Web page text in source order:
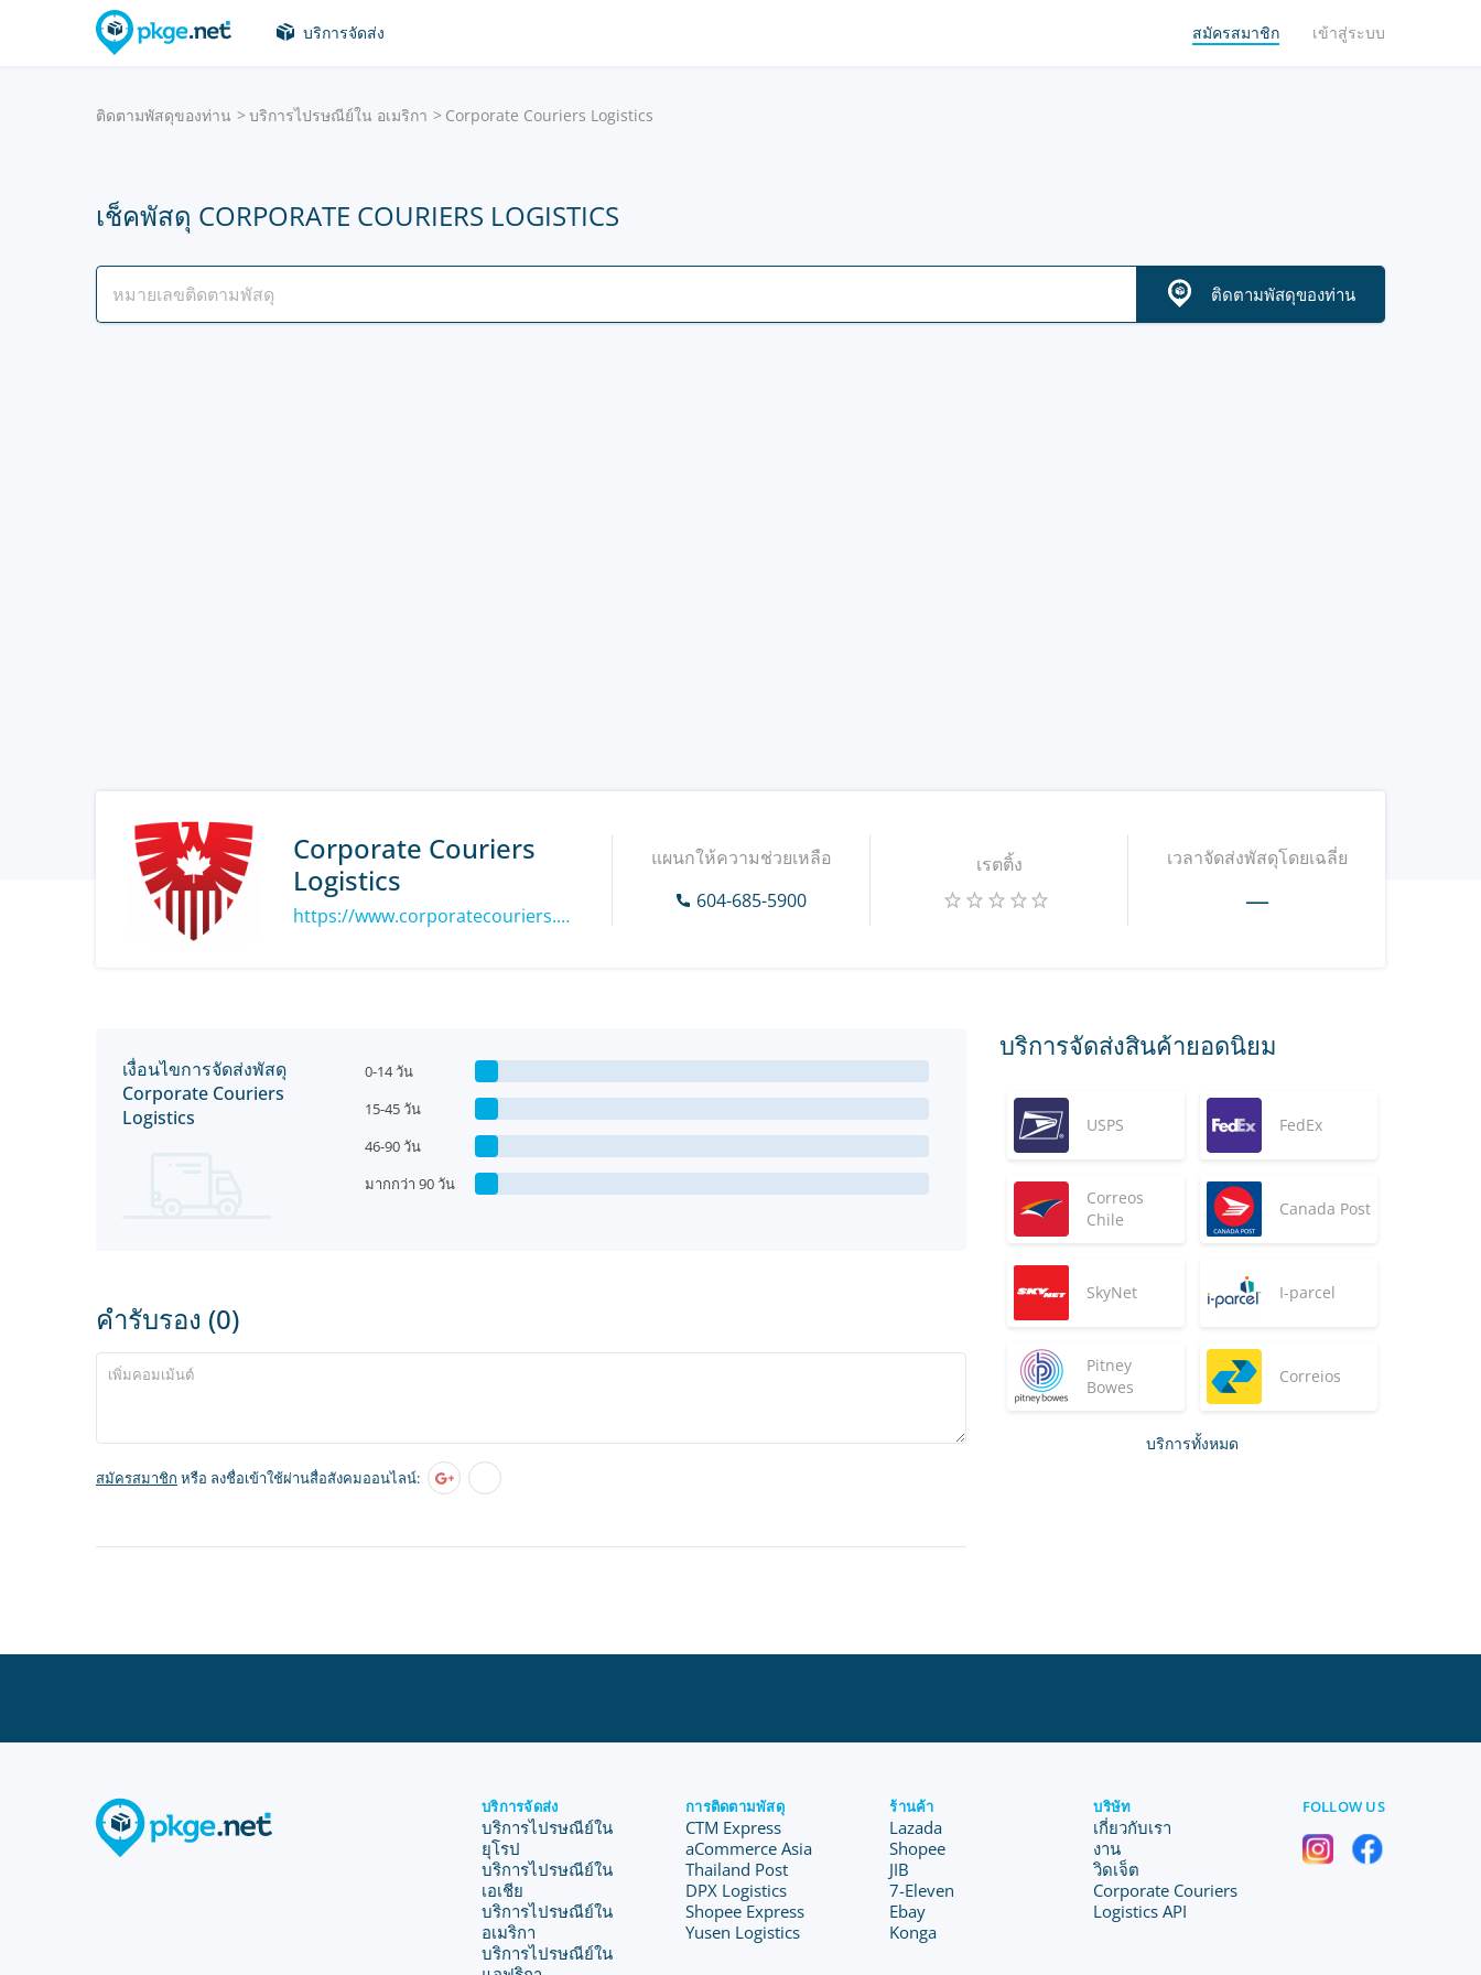
บริการจัดส่ง สมัครสมาชิก เข้าสู่ระบบ
ติดตามพัสดุของท่าน บริการไปรษณีย์ใน อเมริกา Corporate Couriers Logistics
เช็คพัสดุ CORPORATE COURIERS LOGISTICS
ติดตามพัสดุของท่าน
Corporate Couriers
Logistics
https://www.corporatecouriers.net
แผนกให้ความช่วยเหลือ
604-685-5900
เรตติ้ง เวลาจัดส่งพัสดุโดยเฉลี่ย
—
เงื่อนไขการจัดส่งพัสดุ
Corporate Couriers
Logistics
0-14 วัน
15-45 วัน
46-90 วัน
มากกว่า 90 วัน
คำรับรอง (0)
สมัครสมาชิก หรือ ลงชื่อเข้าใช้ผ่านสื่อสังคมออนไลน์:
บริการจัดส่งสินค้ายอดนิยม
USPS FedEx
Correos
Chile
Canada Post
SkyNet I-parcel
Pitney
Bowes
Correios
บริการทั้งหมด
บริการจัดส่ง
บริการไปรษณีย์ใน
ยุโรป
บริการไปรษณีย์ใน
เอเชีย
บริการไปรษณีย์ใน
อเมริกา
บริการไปรษณีย์ใน
การติดตามพัสดุ
CTM Express
aCommerce Asia
Thailand Post
DPX Logistics
Shopee Express
Yusen Logistics
ร้านค้า
Lazada
Shopee
JIB
7-Eleven
Ebay
Konga
บริษัท
เกี่ยวกับเรา
งาน
วิดเจ็ต
Corporate Couriers
Logistics API
FOLLOW US